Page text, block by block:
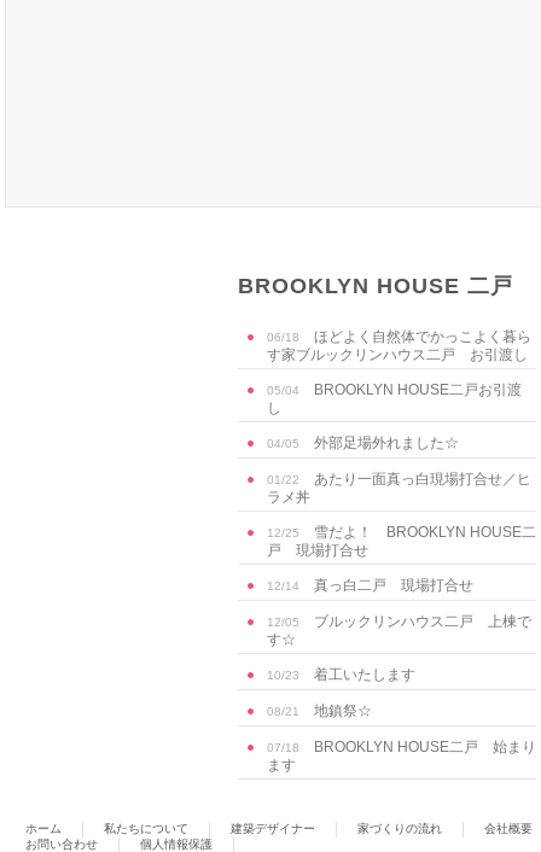
BROOKLYN HOUSE 二戸
06/18
ほどよく自然体でかっこよく暮ら
す家ブルックリンハウス二戸 お引渡し
05/04
BROOKLYN HOUSE二戸お引渡
し
04/05 外部足場外れました☆
01/22
あたり一面真っ白現場打合せ／ヒ
ラメ丼
12/25
雪だよ！ BROOKLYN HOUSE二
戸 現場打合せ
12/14 真っ白二戸 現場打合せ
12/05
ブルックリンハウス二戸 上棟で
す☆
10/23 着工いたします
08/21 地鎮祭☆
07/18
BROOKLYN HOUSE二戸 始まり
ます
ホーム 私たちについて 建築デザイナー 家づくりの流れ
会社概要
お問い合わせ
個人情報保護